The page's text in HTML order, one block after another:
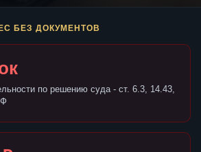
БЕЗ ДОКУМЕНТОВ
по решению суда - ст. 6.3, 14.43,